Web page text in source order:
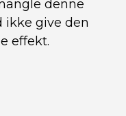
denne
ikke give den
effekt.